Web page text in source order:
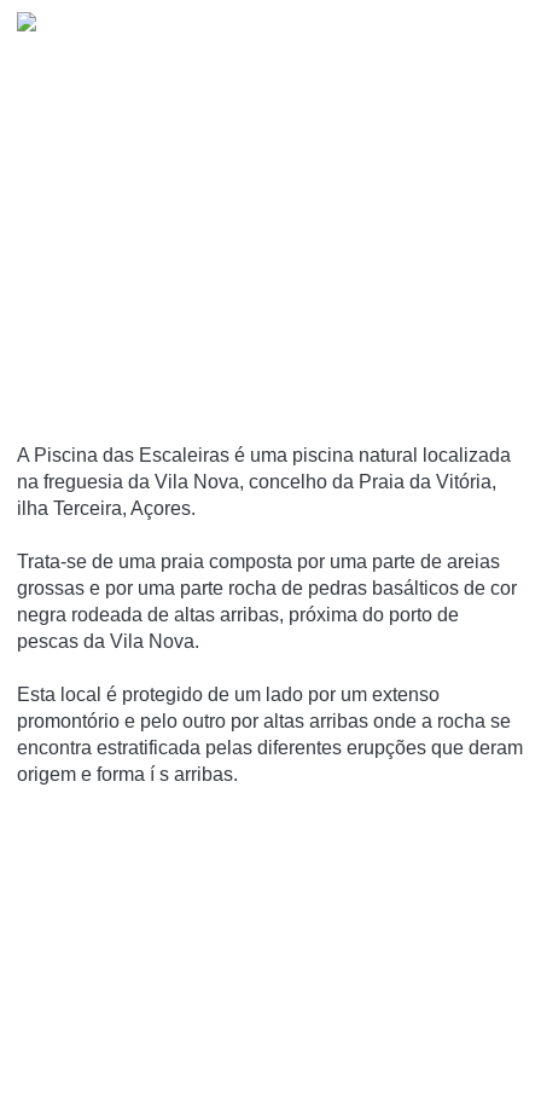
A Piscina das Escaleiras é uma piscina natural localizada
na freguesia da Vila Nova, concelho da Praia da Vitória,
ilha Terceira, Açores.
Trata-se de uma praia composta por uma parte de areias
grossas e por uma parte rocha de pedras basálticos de cor
negra rodeada de altas arribas, próxima do porto de
pescas da Vila Nova.
Esta local é protegido de um lado por um extenso
promontório e pelo outro por altas arribas onde a rocha se
encontra estratificada pelas diferentes erupções que deram
origem e forma í s arribas.